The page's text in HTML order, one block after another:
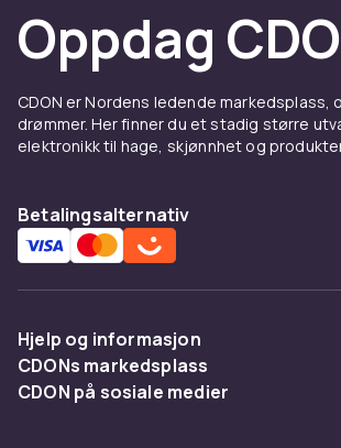
Oppdag
CDON er Nordens ledende
drømmer. Her finner du et stadig større
elektronikk til hage, skjønnhet og
Betalingsalternativ
Hjelp og informasjon
Vanlige spørsmål
CDONs markedsplass
Merchant Help Center
CDON på sosiale medier